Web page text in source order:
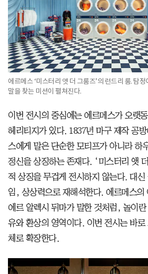
에르메스 ‘미스터리 앳 더 그룸즈’의 런드리 룸. 탐
말을 찾는 미션이 펼쳐진다.
이번 전시의 중심에는 에르메스가 오랫
헤리티지가 있다. 1837년 마구 제작 공
스에게 말은 단순한 모티프가 아니라 하
정신을 상징하는 존재다. ‘미스터리 앳
적 상징을 무겁게 전시하지 않는다. 대
임, 상상력으로 재해석한다. 에르메스의
에르 알렉시 뒤마가 말한 것처럼, 놀이
유와 환상의 영역이다. 이번 전시는 바로
체로 확장한다.